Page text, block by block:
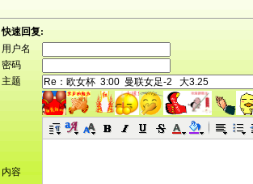
快速回复:
用户名
密码
主题
内容